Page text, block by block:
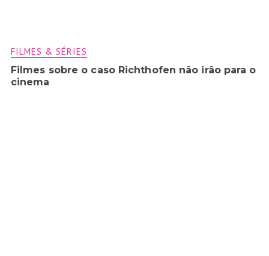
FILMES & SÉRIES
Filmes sobre o caso Richthofen não irão para o
cinema